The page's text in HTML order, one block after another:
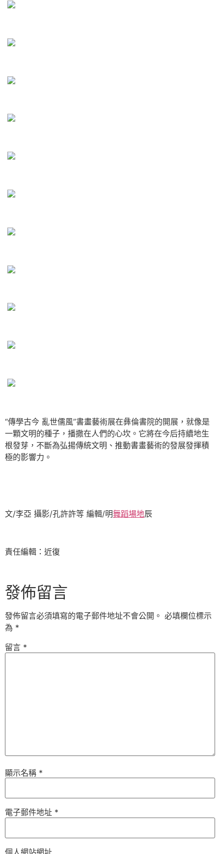
“傳學古今 亂世儒風”書畫藝術展在彝倫書院的開展，就像是
一顆文明的種子，播撒在人們的心坎。它將在今后持續地生
根發芽，不斷為弘揚傳統文明、推動書畫藝術的發展發揮積
極的影響力。
文/李亞 攝影/孔許許等 編輯/明舞蹈場地辰
責任編輯：近復
發佈留言
發佈留言必須填寫的電子郵件地址不會公開。 必填欄位標示
為 *
留言 *
顯示名稱 *
電子郵件地址 *
個人網站網址